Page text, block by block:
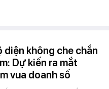
không che chắn
Dự kiến ra mắt
vua doanh số